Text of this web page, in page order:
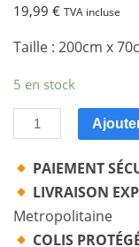
19,99 € TVA incluse
Taille : 200cm x
5 en stock
quantité
de
Femme
Écharpe
Bleu
Cashmère
PAIEMENT
LIVRAISON
Metropolitaine
COLIS